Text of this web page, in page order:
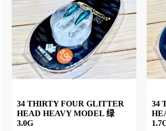
34 THIRTY FOUR GLITTER
HEAD HEAVY MODEL 绿
3.0G
34